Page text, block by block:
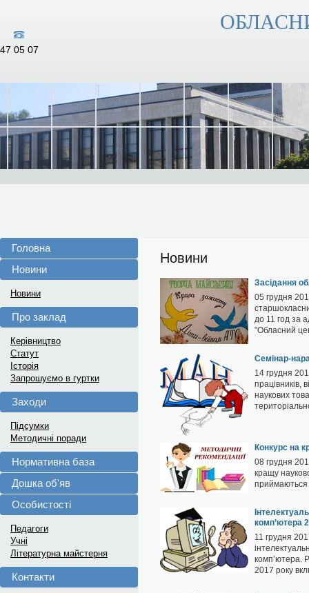
47 05 07
Головна
Новини
Новини
Про заклад
Керівництво
Статут
Історія
Запрошуємо в гуртки
Заходи
Підсумки
Методичні поради
Нормативна база
Дошка об'яв
Особистості
Педагоги
Учні
Літературна майстерня
Контакти
Новини
Засідання
05 грудня
до 11 год за
"Обласний
Семінар-
14 грудня
працівників,
наукових
Конкурс на
08 грудня
кращу
комп’ютера
11 грудня
комп’ютера.
2017 року